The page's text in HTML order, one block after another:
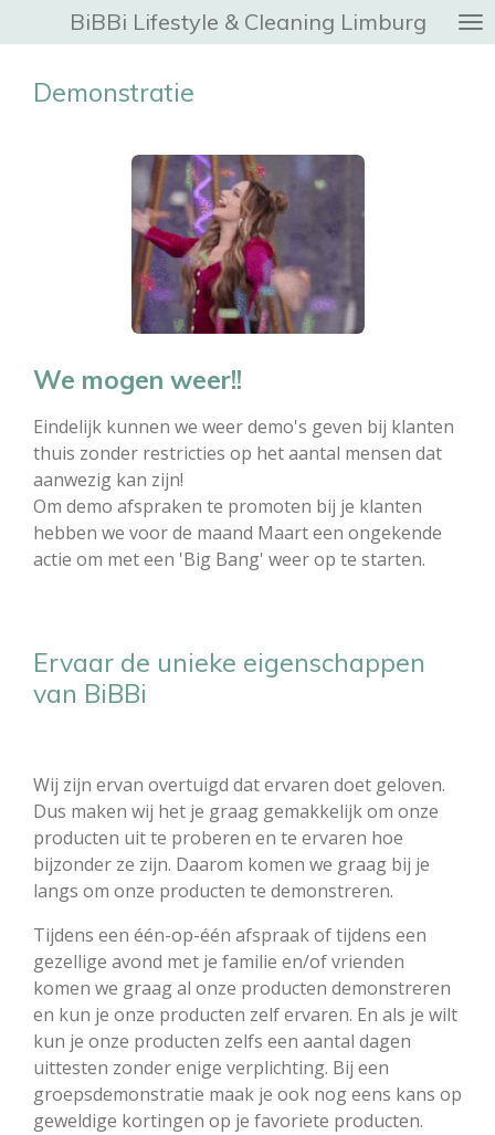
direct
BiBBi Lifestyle & Cleaning Limburg
Demonstratie
We mogen weer!!
Eindelijk kunnen we weer demo's geven bij klanten
thuis zonder restricties op het aantal mensen dat
aanwezig kan zijn!
Om demo afspraken te promoten bij je klanten
hebben we voor de maand Maart een ongekende
actie om met een 'Big Bang' weer op te starten.
Ervaar de unieke eigenschappen
van BiBBi
Wij zijn ervan overtuigd dat ervaren doet geloven.
Dus maken wij het je graag gemakkelijk om onze
producten uit te proberen en te ervaren hoe
bijzonder ze zijn. Daarom komen we graag bij je
langs om onze producten te demonstreren. ​ ​
Tijdens een één-op-één afspraak of tijdens een
gezellige avond met je familie en/of vrienden
komen we graag al onze producten demonstreren
en kun je onze producten zelf ervaren. En als je wilt
kun je onze producten zelfs een aantal dagen
uittesten zonder enige verplichting.​ Bij een
groepsdemonstratie maak je ook nog eens kans op
geweldige kortingen op je favoriete producten.